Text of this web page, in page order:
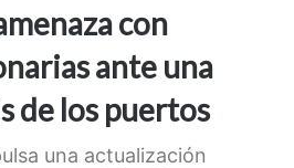
con
ante una
de los puertos
una actualización